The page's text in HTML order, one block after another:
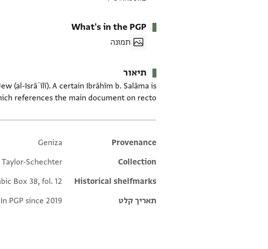
What's in the PGP
תמונה
תיאור
(al-Isrāʾīlī). A certain Ibrāhīm b. Salāma is
references the main document on recto.
Additional metadata
Provenance
Geniza
Collection
Schechter
Historical shelfmarks
Box 38, fol. 12
תאריך קלט
In PGP since 2019